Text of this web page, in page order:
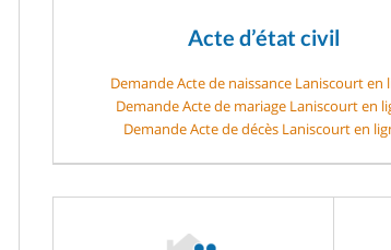
Acte d’état civil
Demande Acte de naissance Laniscourt en
Demande Acte de mariage Laniscourt en
Demande Acte de décès Laniscourt en